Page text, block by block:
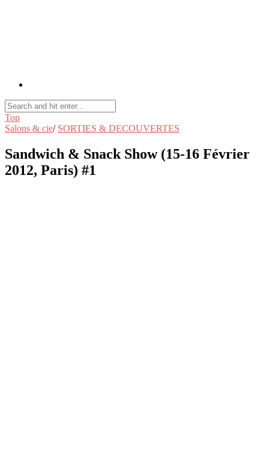
Top
Salons & cie/ SORTIES & DECOUVERTES
Sandwich & Snack Show (15-16 Février
2012, Paris) #1